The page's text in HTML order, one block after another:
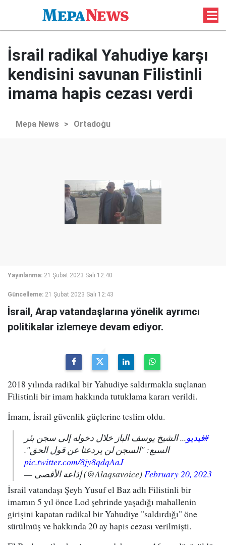
İsrail radikal Yahudiye karşı
kendisini savunan Filistinli
imama hapis cezası verdi
Mepa News > Ortadoğu
Yayınlanma: 21 Şubat 2023 Salı 12:40
Güncelleme: 21 Şubat 2023 Salı 12:43
İsrail, Arap vatandaşlarına yönelik ayrımcı
politikalar izlemeye devam ediyor.
2018 yılında radikal bir Yahudiye saldırmakla suçlanan
Filistinli bir imam hakkında tutuklama kararı verildi.
İmam, İsrail güvenlik güçlerine teslim oldu.
#فيديو... الشيخ يوسف الباز خلال دخوله إلى سجن بئر
السبع: "السجن لن يردعنا عن قول الحق".
pic.twitter.com/8jy8qdqAaJ
— إذاعة الأقصى (@Alaqsavoice) February 20, 2023
İsrail vatandaşı Şeyh Yusuf el Baz adlı Filistinli bir
imamın 5 yıl önce Lod şehrinde yaşadığı mahallenin
girişini kapatan radikal bir Yahudiye "saldırdığı" öne
sürülmüş ve hakkında 20 ay hapis cezası verilmişti.